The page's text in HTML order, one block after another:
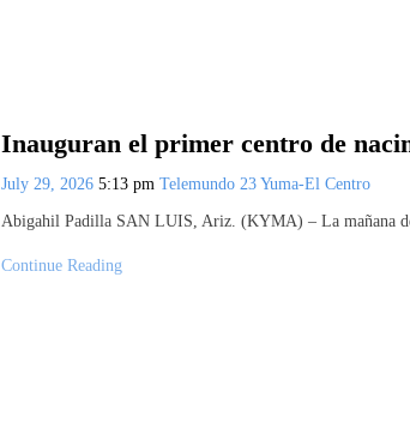
Inauguran el primer centro de
July 29, 2026 5:13 pm Telemundo 23 Yuma-El Centro
Abigahil Padilla SAN LUIS, Ariz. (KYMA) – La mañana
Continue Reading